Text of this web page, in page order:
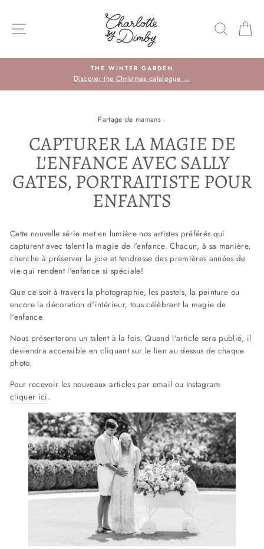
contenu
NAVIGATION DU SITE
THE WINTER GARDEN
Discover the Christmas catalogue →
Partage de mamans ·
CAPTURER LA MAGIE DE
L'ENFANCE AVEC SALLY
GATES, PORTRAITISTE POUR
ENFANTS
Cette nouvelle série met en lumière nos artistes préférés qui
capturent avec talent la magie de l'enfance. Chacun, à sa manière,
cherche à préserver la joie et tendresse des premières années de
vie qui rendent l'enfance si spéciale!
Que ce soit à travers la photographie, les pastels, la peinture ou
encore la décoration d'intérieur, tous célèbrent la magie de
l'enfance.
Nous présenterons un talent à la fois. Quand l'article sera publié, il
deviendra accessible en cliquant sur le lien au dessus de chaque
photo.
Pour recevoir les nouveaux articles par email ou Instagram
cliquer ici.